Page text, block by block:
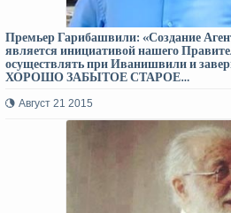
Премьер Гарибашвили: «Создание
является инициативой нашего
осуществлять при Иванишвили и
ХОРОШО ЗАБЫТОЕ СТАРОЕ…
Август 21 2015